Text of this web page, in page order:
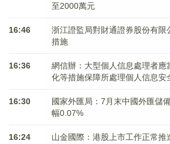
至2000萬元
16:46
浙江證監局對財通證券股份有限
措施
16:36
網信辦：大型個人信息處理者應
化等措施保障所處理個人信息安
16:30
國家外匯局：7月末中國外匯儲
幅0.07%
16:24 山金國際：港股上市工作正常推